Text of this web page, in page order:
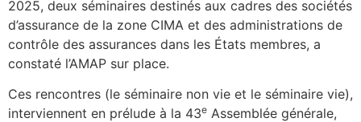
2025, deux séminaires destinés aux cadres des sociétés
d’assurance de la zone CIMA et des administrations de
contrôle des assurances dans les États membres, a
constaté l’AMAP sur place.
Ces rencontres (le séminaire non vie et le séminaire vie),
interviennent en prélude à la 43e Assemblée générale,